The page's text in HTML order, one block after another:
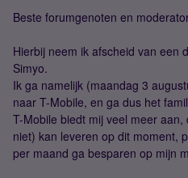
Beste forumgenoten en
Hierbij neem ik afscheid van een
Simyo.
Ik ga namelijk (maandag 3
naar T-Mobile, en ga dus het
T-Mobile biedt mij veel meer
niet) kan leveren op dit moment,
per maand ga besparen op mijn